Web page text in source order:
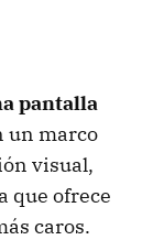
pantalla
un marco
visual,
que ofrece
caros​.